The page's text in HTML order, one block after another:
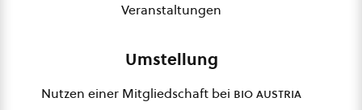
Veranstaltungen
Umstellung
Nutzen einer Mitgliedschaft bei bio austria